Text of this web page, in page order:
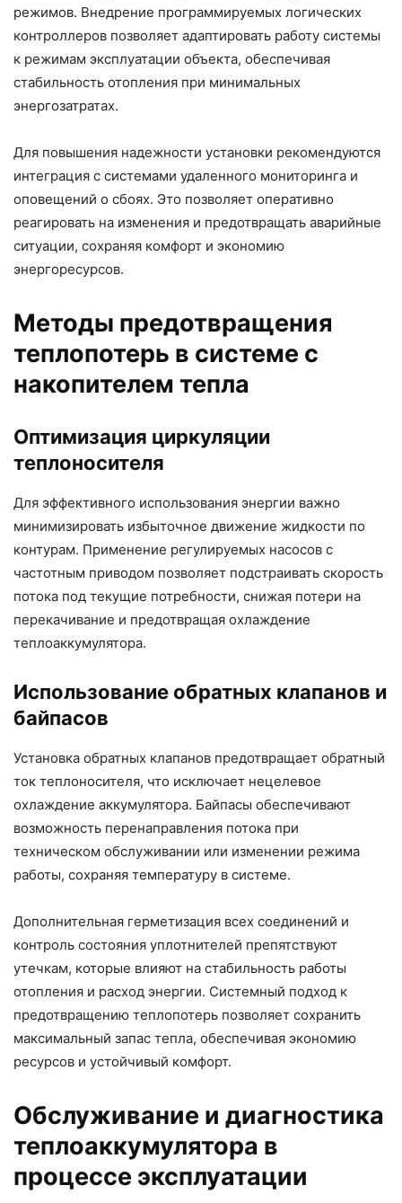
режимов. Внедрение программируемых логических
контроллеров позволяет адаптировать работу системы
к режимам эксплуатации объекта, обеспечивая
стабильность отопления при минимальных
энергозатратах.
Для повышения надежности установки рекомендуются
интеграция с системами удаленного мониторинга и
оповещений о сбоях. Это позволяет оперативно
реагировать на изменения и предотвращать аварийные
ситуации, сохраняя комфорт и экономию
энергоресурсов.
Методы предотвращения
теплопотерь в системе с
накопителем тепла
Оптимизация циркуляции
теплоносителя
Для эффективного использования энергии важно
минимизировать избыточное движение жидкости по
контурам. Применение регулируемых насосов с
частотным приводом позволяет подстраивать скорость
потока под текущие потребности, снижая потери на
перекачивание и предотвращая охлаждение
теплоаккумулятора.
Использование обратных клапанов и
байпасов
Установка обратных клапанов предотвращает обратный
ток теплоносителя, что исключает нецелевое
охлаждение аккумулятора. Байпасы обеспечивают
возможность перенаправления потока при
техническом обслуживании или изменении режима
работы, сохраняя температуру в системе.
Дополнительная герметизация всех соединений и
контроль состояния уплотнителей препятствуют
утечкам, которые влияют на стабильность работы
отопления и расход энергии. Системный подход к
предотвращению теплопотерь позволяет сохранить
максимальный запас тепла, обеспечивая экономию
ресурсов и устойчивый комфорт.
Обслуживание и диагностика
теплоаккумулятора в
процессе эксплуатации